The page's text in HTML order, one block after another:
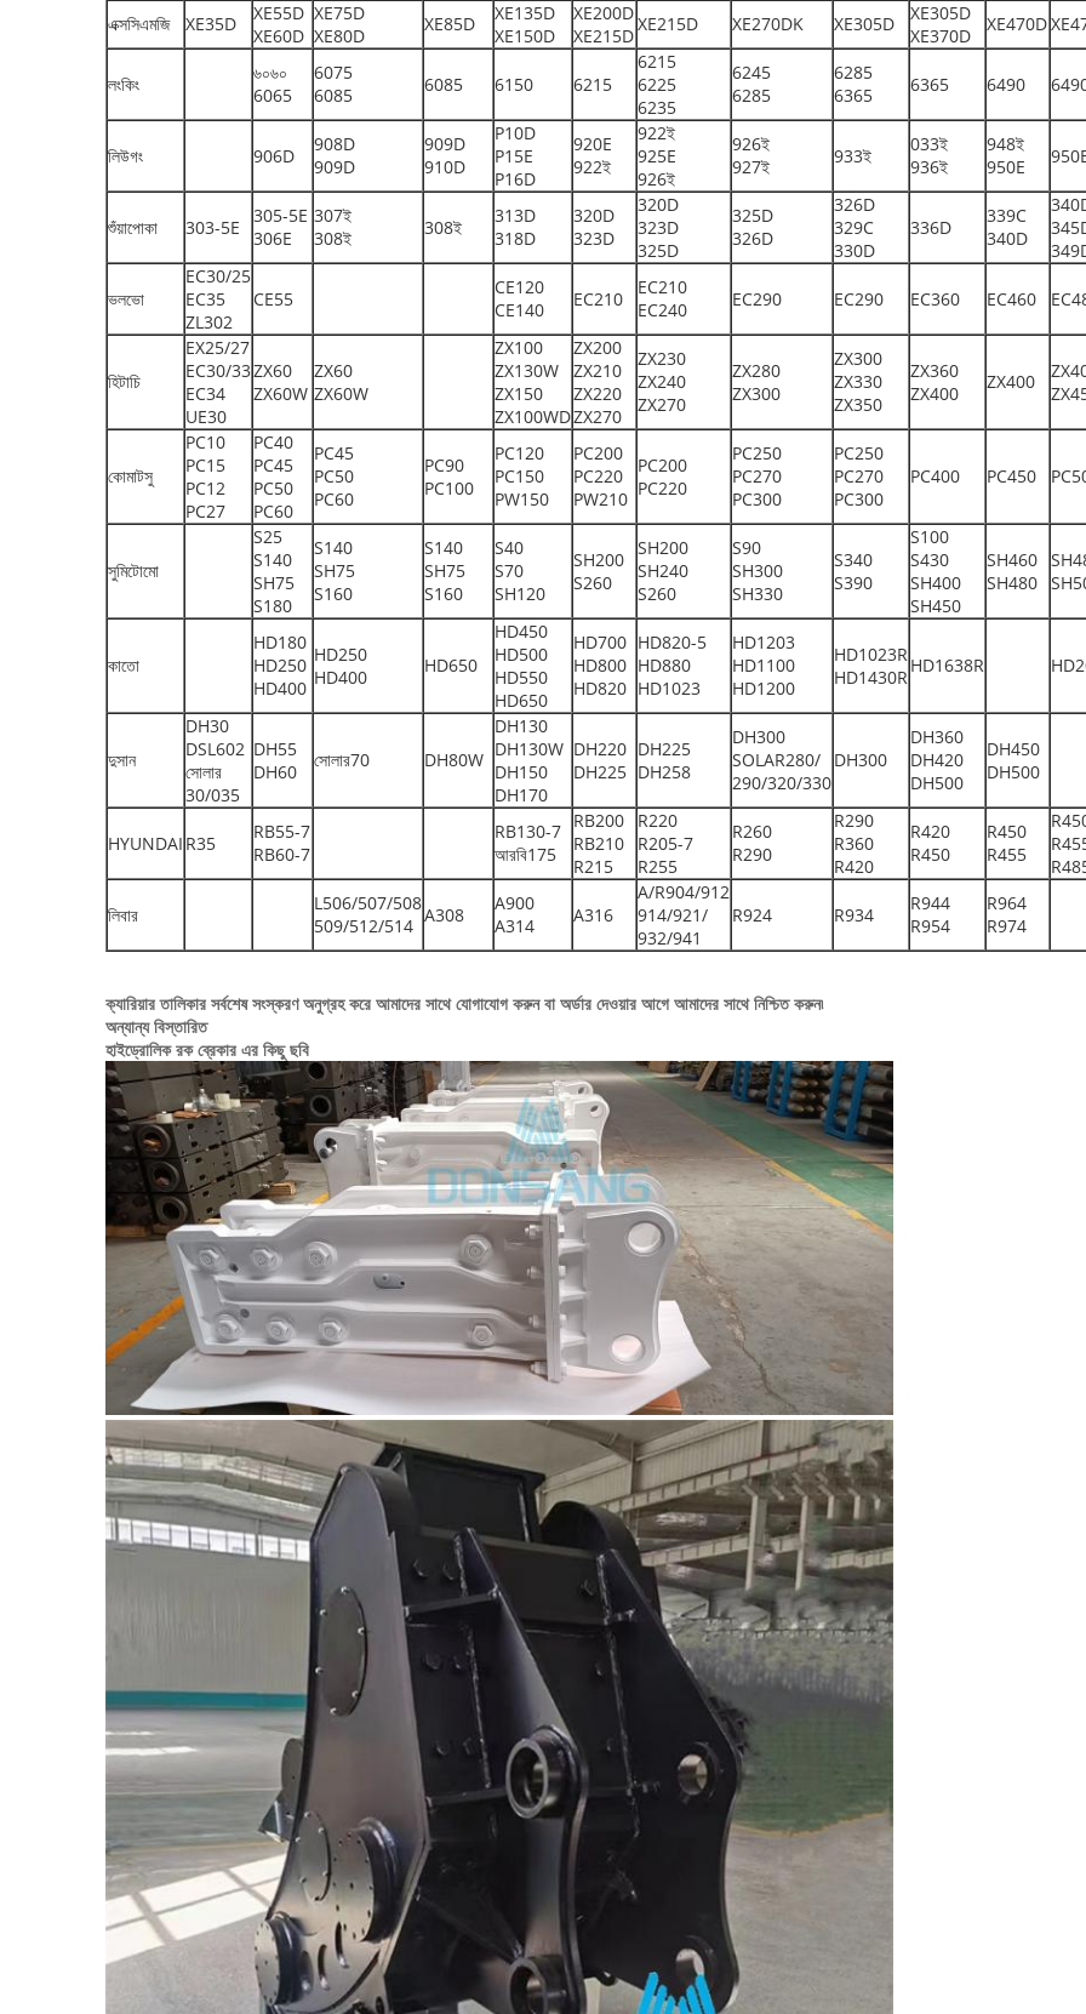
এক্সসিএমজি XE35D
XE55D
XE60D
XE75D
XE80D
XE85D
XE135D
XE150D
XE200D
XE215D
XE215D XE270DK XE305D
XE305D
XE370D
XE470D
লংকিং
৬০৬০
6065
6075
6085
6085 6150 6215
6215
6225
6235
6245
6285
6285
6365
6365 6490
লিউগং 906D
908D
909D
909D
910D
P10D
P15E
P16D
920E
922ই
922ই
925E
926ই
926ই
927ই
933ই
033ই
936ই
948ই
950E
শুঁয়াপোকা 303-5E
305-5E
306E
307ই
308ই
308ই
313D
318D
320D
323D
320D
323D
325D
325D
326D
326D
329C
330D
336D
339C
340D
ভলভো
EC30/25
EC35
ZL302
CE55
CE120
CE140
EC210
EC210
EC240
EC290 EC290 EC360 EC460
হিটাচি
EX25/27
EC30/33
EC34
UE30
ZX60
ZX60W
ZX60
ZX60W
ZX100
ZX130W
ZX150
ZX100WD
ZX200
ZX210
ZX220
ZX270
ZX230
ZX240
ZX270
ZX280
ZX300
ZX300
ZX330
ZX350
ZX360
ZX400
ZX400
কোমাটসু
PC10
PC15
PC12
PC27
PC40
PC45
PC50
PC60
PC45
PC50
PC60
PC90
PC100
PC120
PC150
PW150
PC200
PC220
PW210
PC200
PC220
PC250
PC270
PC300
PC250
PC270
PC300
PC400 PC450
সুমিটোমো
S25
S140
SH75
S180
S140
SH75
S160
S140
SH75
S160
S40
S70
SH120
SH200
S260
SH200
SH240
S260
S90
SH300
SH330
S340
S390
S100
S430
SH400
SH450
SH460
SH480
কাতো
HD180
HD250
HD400
HD250
HD400
HD650
HD450
HD500
HD550
HD650
HD700
HD800
HD820
HD820-5
HD880
HD1023
HD1203
HD1100
HD1200
HD1023R
HD1430R
HD1638R
দুসান
DH30
DSL602
সোলার
30/035
DH55
DH60
সোলার70 DH80W
DH130
DH130W
DH150
DH170
DH220
DH225
DH225
DH258
DH300
SOLAR280/
290/320/330
DH300
DH360
DH420
DH500
DH450
DH500
HYUNDAI R35
RB55-7
RB60-7
RB130-7
আরবি175
RB200
RB210
R215
R220
R205-7
R255
R260
R290
R290
R360
R420
R420
R450
R450
R455
লিবার
L506/507/508
509/512/514 A308
A900
A314
A316
A/R904/912
914/921/
932/941
R924 R934
R944
R954
R964
R974
ক্যারিয়ার তালিকার সর্বশেষ সংস্করণ অনুগ্রহ করে আমাদের সাথে যোগাযোগ করুন বা অর্ডার দেওয়ার আগে আমাদের সাথে নিশ্চিত করুন৷
অন্যান্য বিস্তারিত
হাইড্রোলিক রক ব্রেকার এর কিছু ছবি